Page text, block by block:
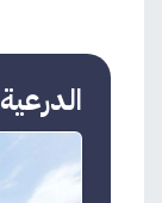
الدرعية